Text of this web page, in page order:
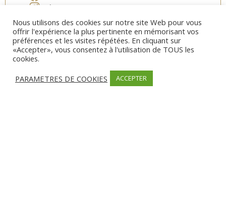
Instagram
Partager
Nous utilisons des cookies sur notre site Web pour vous
offrir l'expérience la plus pertinente en mémorisant vos
préférences et les visites répétées. En cliquant sur
«Accepter», vous consentez à l'utilisation de TOUS les
cookies.
PARAMETRES DE COOKIES
ACCEPTER